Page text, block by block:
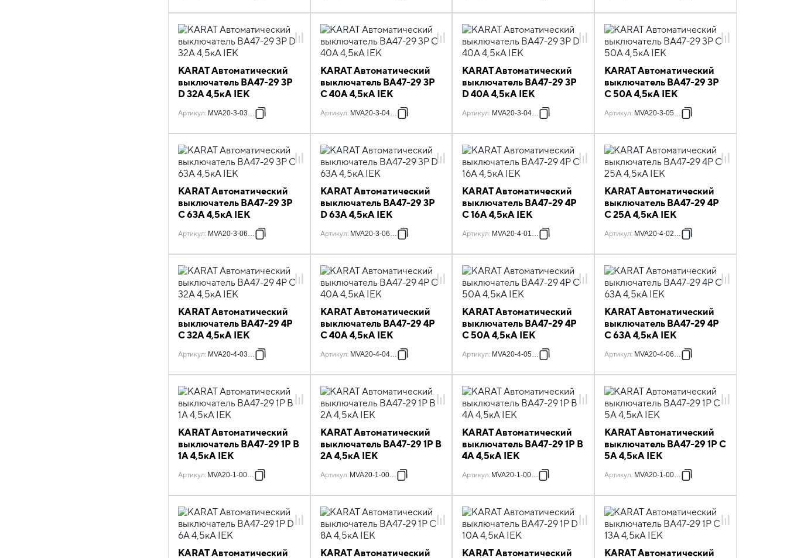
KARAT Автоматический
выключатель ВА47-29 3P
D 32А 4,5кА IEK
Артикул: MVA20-3-032-D
KARAT Автоматический
выключатель ВА47-29 3P
C 40А 4,5кА IEK
Артикул: MVA20-3-040-C
KARAT Автоматический
выключатель ВА47-29 3P
D 40А 4,5кА IEK
Артикул: MVA20-3-040-D
KARAT Автоматический
выключатель ВА47-29 3P
C 50А 4,5кА IEK
Артикул: MVA20-3-050-C
KARAT Автоматический
выключатель ВА47-29 3P
C 63А 4,5кА IEK
Артикул: MVA20-3-063-C
KARAT Автоматический
выключатель ВА47-29 3P
D 63А 4,5кА IEK
Артикул: MVA20-3-063-D
KARAT Автоматический
выключатель ВА47-29 4P
C 16А 4,5кА IEK
Артикул: MVA20-4-016-C
KARAT Автоматический
выключатель ВА47-29 4P
C 25А 4,5кА IEK
Артикул: MVA20-4-025-C
KARAT Автоматический
выключатель ВА47-29 4P
C 32А 4,5кА IEK
Артикул: MVA20-4-032-C
KARAT Автоматический
выключатель ВА47-29 4P
C 40А 4,5кА IEK
Артикул: MVA20-4-040-C
KARAT Автоматический
выключатель ВА47-29 4P
C 50А 4,5кА IEK
Артикул: MVA20-4-050-C
KARAT Автоматический
выключатель ВА47-29 4P
C 63А 4,5кА IEK
Артикул: MVA20-4-063-C
KARAT Автоматический
выключатель ВА47-29 1P B
1А 4,5кА IEK
Артикул: MVA20-1-001-B
KARAT Автоматический
выключатель ВА47-29 1P B
2А 4,5кА IEK
Артикул: MVA20-1-002-B
KARAT Автоматический
выключатель ВА47-29 1P B
4А 4,5кА IEK
Артикул: MVA20-1-004-B
KARAT Автоматический
выключатель ВА47-29 1P C
5А 4,5кА IEK
Артикул: MVA20-1-005-C
KARAT Автоматический KARAT Автоматический KARAT Автоматический KARAT Автоматический